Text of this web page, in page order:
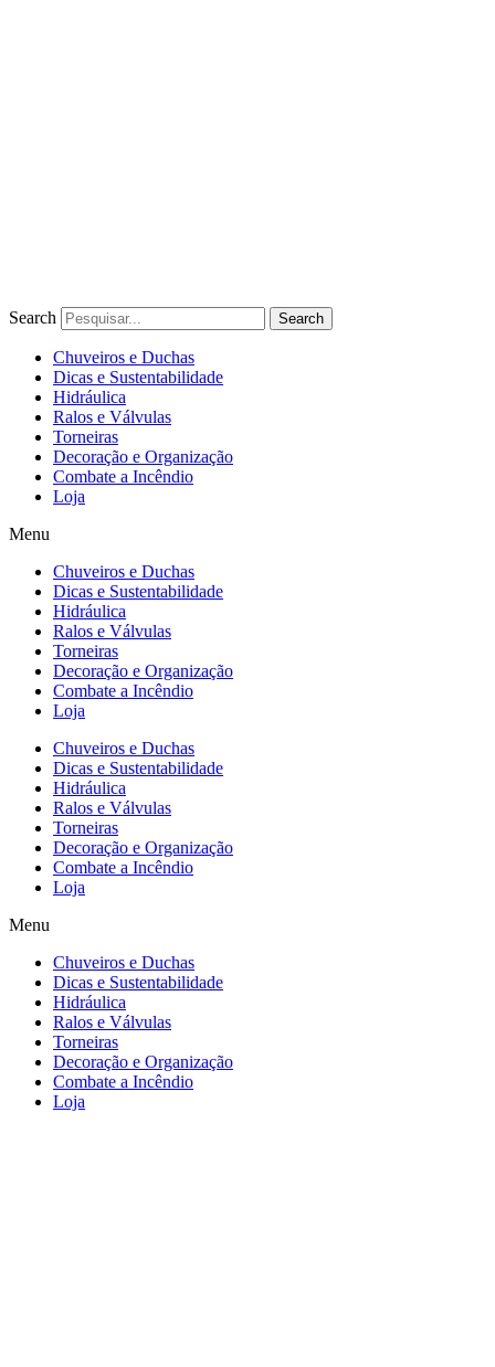
Search Search
Chuveiros e Duchas
Dicas e Sustentabilidade
Hidráulica
Ralos e Válvulas
Torneiras
Decoração e Organização
Combate a Incêndio
Loja
Menu
Chuveiros e Duchas
Dicas e Sustentabilidade
Hidráulica
Ralos e Válvulas
Torneiras
Decoração e Organização
Combate a Incêndio
Loja
Chuveiros e Duchas
Dicas e Sustentabilidade
Hidráulica
Ralos e Válvulas
Torneiras
Decoração e Organização
Combate a Incêndio
Loja
Menu
Chuveiros e Duchas
Dicas e Sustentabilidade
Hidráulica
Ralos e Válvulas
Torneiras
Decoração e Organização
Combate a Incêndio
Loja